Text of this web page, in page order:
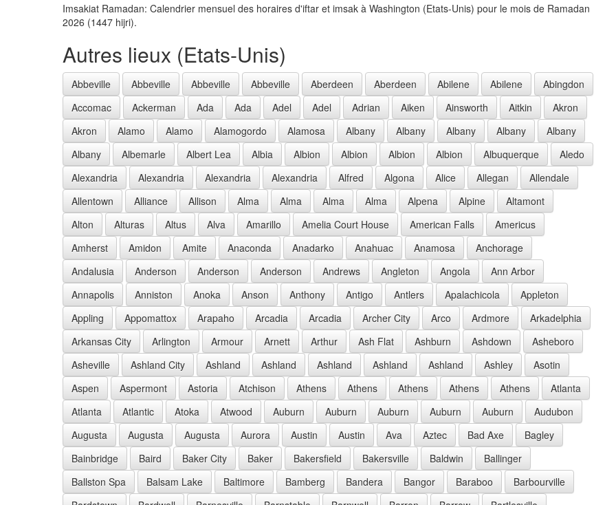
Imsakiat Ramadan: Calendrier mensuel des horaires d'iftar et imsak à Washington (Etats-Unis) pour le mois de Ramadan
2026 (1447 hijri).
Autres lieux (Etats-Unis)
Abbeville Abbeville Abbeville Abbeville Aberdeen Aberdeen Abilene Abilene
Abingdon
Accomac
Ackerman Ada Ada Adel Adel Adrian Aiken Ainsworth Aitkin
Akron
Akron
Alamo Alamo Alamogordo Alamosa Albany Albany Albany Albany
Albany
Albany
Albemarle Albert Lea Albia Albion Albion Albion Albion Albuquerque
Aledo
Alexandria
Alexandria Alexandria Alexandria Alfred Algona Alice Allegan
Allendale
Allentown
Alliance Allison Alma Alma Alma Alma Alpena Alpine
Altamont
Alton
Alturas Altus Alva Amarillo Amelia Court House American Falls
Americus
Amherst
Amidon Amite Anaconda Anadarko Anahuac Anamosa
Anchorage
Andalusia
Anderson Anderson Anderson Andrews Angleton Angola
Ann Arbor
Annapolis
Anniston Anoka Anson Anthony Antigo Antlers Apalachicola
Appleton
Appling
Appomattox Arapaho Arcadia Arcadia Archer City Arco Ardmore
Arkadelphia
Arkansas City
Arlington Armour Arnett Arthur Ash Flat Ashburn Ashdown
Asheboro
Asheville
Ashland City Ashland Ashland Ashland Ashland Ashland Ashley
Asotin
Aspen
Aspermont Astoria Atchison Athens Athens Athens Athens Athens
Atlanta
Atlanta
Atlantic Atoka Atwood Auburn Auburn Auburn Auburn Auburn
Audubon
Augusta
Augusta Augusta Aurora Austin Austin Ava Aztec Bad Axe
Bagley
Bainbridge
Baird Baker City Baker Bakersfield Bakersville Baldwin
Ballinger
Ballston Spa
Balsam Lake Baltimore Bamberg Bandera Bangor Baraboo
Barbourville